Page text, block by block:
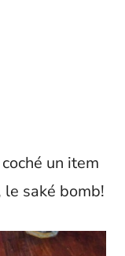
un item
saké bomb!